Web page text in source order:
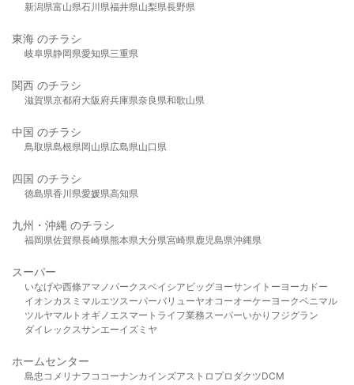
新潟県富山県石川県福井県山梨県長野県
東海 のチラシ
岐阜県静岡県愛知県三重県
関西 のチラシ
滋賀県京都府大阪府兵庫県奈良県和歌山県
中国 のチラシ
鳥取県島根県岡山県広島県山口県
四国 のチラシ
徳島県香川県愛媛県高知県
九州・沖縄 のチラシ
福岡県佐賀県長崎県熊本県大分県宮崎県鹿児島県沖縄県
スーパー
いなげや西條アマノパークスベイシア ビッグヨーサンイトーヨーカドー
イオンカスミ マルエツスーパーバリューヤオコーオーケー ヨークベニマル
ツルヤマルト オギノ エスマート ライフ業務スーパーいかり フジグラン
ダイレックスサンエーイズミヤ
ホームセンター
島忠 コメリ ナフコ コーナンカインズアストロプロダクツDCM